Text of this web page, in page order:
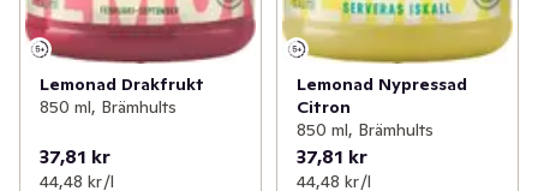
Lemonad Drakfrukt
850 ml, Brämhults
37,81 kr
44,48 kr /l
Lemonad Nypressad
Citron
850 ml, Brämhults
37,81 kr
44,48 kr /l